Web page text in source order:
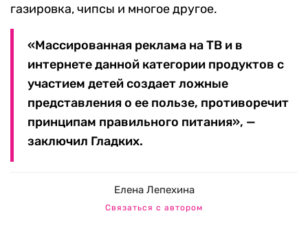
газировка, чипсы и многое другое.
«Массированная реклама на ТВ и в
интернете данной категории продуктов с
участием детей создает ложные
представления о ее пользе, противоречит
принципам правильного питания», —
заключил Гладких.
Елена Лепехина
Связаться с автором